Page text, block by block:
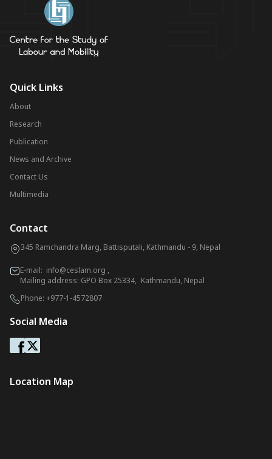
Quick Links
About
Research
Publication
News and Archive
Contact Us
Multimedia
Contact
345 Ramchandra Marg, Battisputali, Kathmandu - 9, Nepal
E-mail: info@ceslam.org ,
Mailing address: GPO Box 25334, Kathmandu, Nepal
Phone: +977-1-4572807
Social Media
Location Map